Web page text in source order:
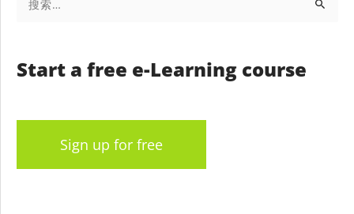
索：
Start a free e-Learning course
Sign up for free